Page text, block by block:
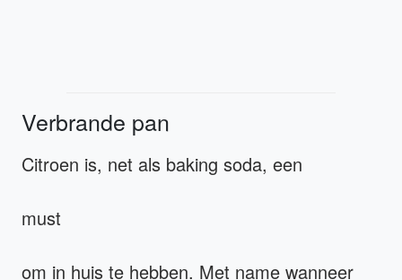
Verbrande pan
Citroen is, net als baking soda, een
must
om in huis te hebben. Met name wanneer